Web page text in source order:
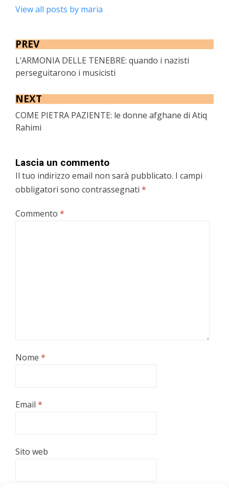
View all posts by maria
PREV
L’ARMONIA DELLE TENEBRE: quando i nazisti
perseguitarono i musicisti
NEXT
COME PIETRA PAZIENTE: le donne afghane di Atiq
Rahimi
Lascia un commento
Il tuo indirizzo email non sarà pubblicato. I campi
obbligatori sono contrassegnati *
Commento *
Nome *
Email *
Sito web